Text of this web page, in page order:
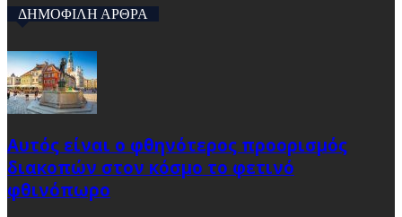
ΔΗΜΟΦΙΛΗ ΑΡΘΡΑ
Αυτός είναι ο φθηνότερος προορισμός
διακοπών στον κόσμο το φετινό
φθινόπωρο